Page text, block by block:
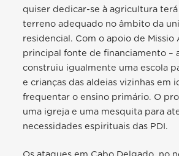
quiser dedicar-se à agricultura terá
terreno adequado no âmbito da
residencial. Com o apoio de Missio
principal fonte de financiamento –
construiu igualmente uma escola
e crianças das aldeias vizinhas em
frequentar o ensino primário. O
uma igreja e uma mesquita para
necessidades espirituais das PDI.